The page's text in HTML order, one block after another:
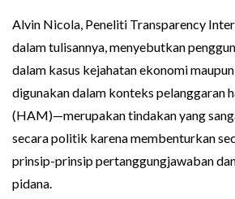
Alvin Nicola, Peneliti Transparency
dalam tulisannya, menyebutkan
dalam kasus kejahatan ekonomi
digunakan dalam konteks pelanggaran
(HAM)—merupakan tindakan yang
secara politik karena membenturkan
prinsip-prinsip pertanggungjawaban
pidana.